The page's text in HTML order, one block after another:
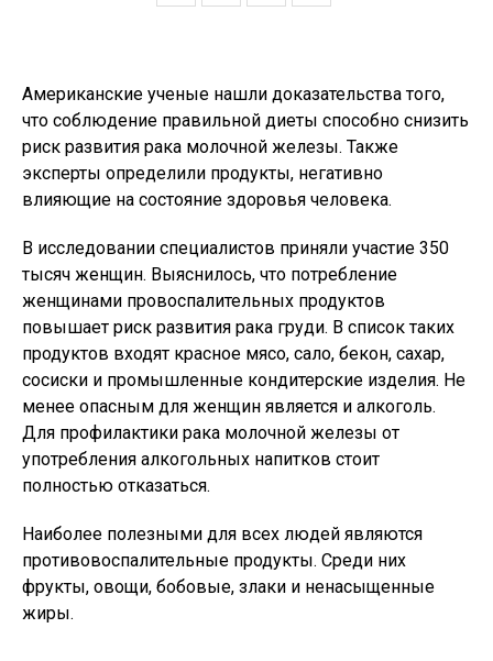
Американские ученые нашли доказательства того,
что соблюдение правильной диеты способно снизить
риск развития рака молочной железы. Также
эксперты определили продукты, негативно
влияющие на состояние здоровья человека.
В исследовании специалистов приняли участие 350
тысяч женщин. Выяснилось, что потребление
женщинами провоспалительных продуктов
повышает риск развития рака груди. В список таких
продуктов входят красное мясо, сало, бекон, сахар,
сосиски и промышленные кондитерские изделия. Не
менее опасным для женщин является и алкоголь.
Для профилактики рака молочной железы от
употребления алкогольных напитков стоит
полностью отказаться.
Наиболее полезными для всех людей являются
противовоспалительные продукты. Среди них
фрукты, овощи, бобовые, злаки и ненасыщенные
жиры.